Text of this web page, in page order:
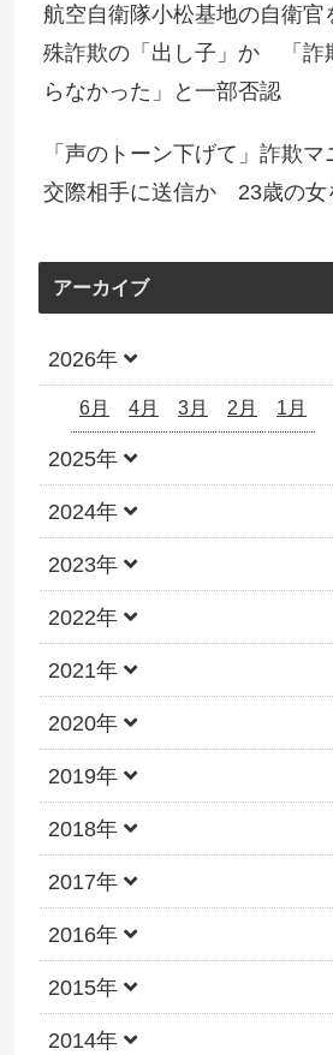
航空自衛隊小松基地の自衛
殊詐欺の「出し子」か 「詐
らなかった」と一部否認
「声のトーン下げて」詐欺マ
交際相手に送信か 23歳の女
アーカイブ
2026年
6月 4月 3月 2月 1月
2025年
2024年
2023年
2022年
2021年
2020年
2019年
2018年
2017年
2016年
2015年
2014年